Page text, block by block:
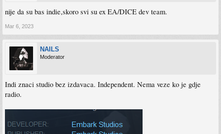
nije da su bas indie,skoro svi su ex EA/DICE dev team.
Mar 6, 2023
NAILS
Moderator
Indi znaci studio bez izdavaca. Independent. Nema veze ko je gdje
radio.